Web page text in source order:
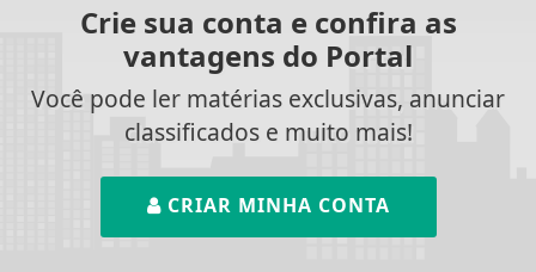
Crie sua conta e confira as
vantagens do Portal
Você pode ler matérias exclusivas, anunciar
classificados e muito mais!
CRIAR MINHA CONTA